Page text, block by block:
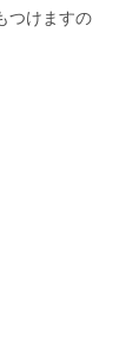
つけますの